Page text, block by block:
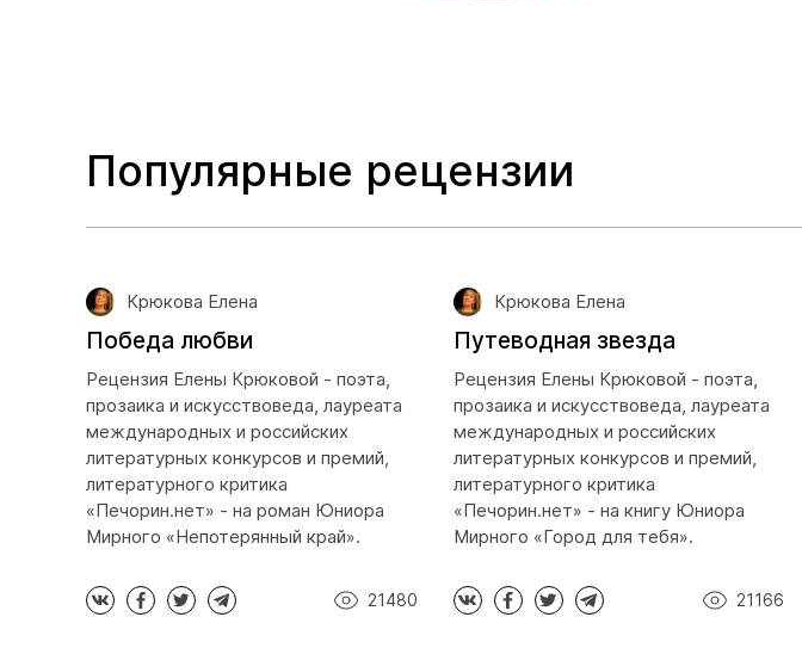
Популярные рецензии
Крюкова Елена
Победа любви
Рецензия Елены Крюковой - поэта,
прозаика и искусствоведа, лауреата
международных и российских
литературных конкурсов и премий,
литературного критика
«Печорин.нет» - на роман Юниора
Мирного «Непотерянный край».
21480
Крюкова Елена
Путеводная звезда
Рецензия Елены Крюковой - поэта,
прозаика и искусствоведа, лауреата
международных и российских
литературных конкурсов и премий,
литературного критика
«Печорин.нет» - на книгу Юниора
Мирного «Город для тебя».
21166